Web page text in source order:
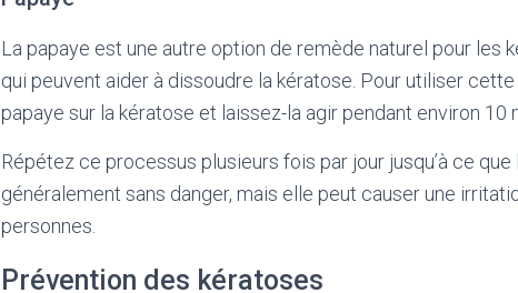
La papaye est une autre option de remède naturel pour les
qui peuvent aider à dissoudre la kératose. Pour utiliser
papaye sur la kératose et laissez-la agir pendant environ 10
Répétez ce processus plusieurs fois par jour jusqu’à ce
généralement sans danger, mais elle peut causer une
personnes.
Prévention des kératoses